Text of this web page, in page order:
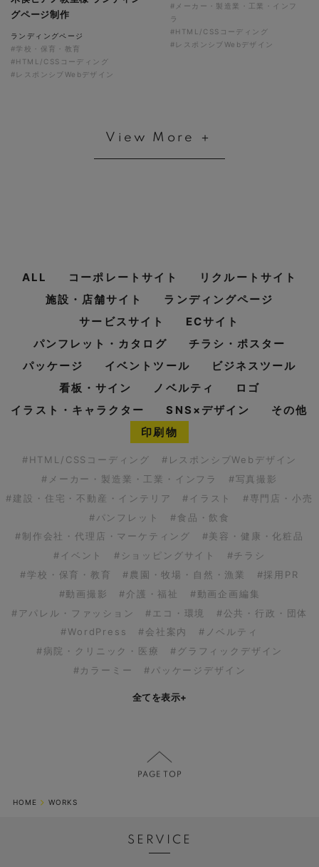
#メーカー・製造業・工業・インフ
ラ
#HTML/CSSコーディング
#レスポンシブWebデザイン
グページ制作
ランディングページ
#学校・保育・教育
#HTML/CSSコーディング
#レスポンシブWebデザイン
View More ＋
ALL コーポレートサイト
リクルートサイト
施設・店舗サイト
ランディングページ
サービスサイト
ECサイト
パンフレット・カタログ
チラシ・ポスター
パッケージ
イベントツール
ビジネスツール
看板・サイン
ノベルティ
ロゴ
イラスト・キャラクター
SNS×デザイン
その他
印刷物
#HTML/CSSコーディング
#レスポンシブWebデザイン
#メーカー・製造業・工業・インフラ
#写真撮影
#建設・住宅・不動産・インテリア
#イラスト
#専門店・小売
#パンフレット
#食品・飲食
#制作会社・代理店・マーケティング
#美容・健康・化粧品
#イベント
#ショッピングサイト
#チラシ
#学校・保育・教育
#農園・牧場・自然・漁業
#採用PR
#動画撮影
#介護・福祉
#動画企画編集
#アパレル・ファッション
#エコ・環境
#公共・行政・団体
#WordPress
#会社案内
#ノベルティ
#病院・クリニック・医療
#グラフィックデザイン
#カラーミー
#パッケージデザイン
全てを表示+
HOME WORKS
SERVICE